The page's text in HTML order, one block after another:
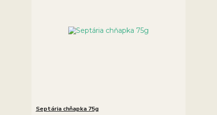
Septária chňapka 75g